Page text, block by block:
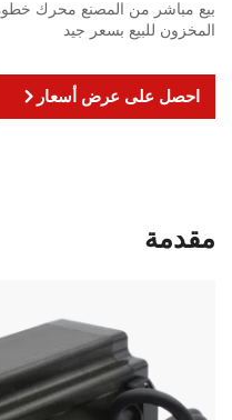
المخزون للبيع بسعر جيد
احصل على عرض أسعار
مقدمة